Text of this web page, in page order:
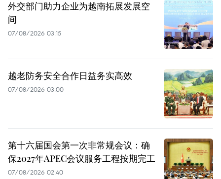
外交部门助力企业为越南拓展发展空
间
07/08/2026 03:15
越老防务安全合作日益务实高效
07/08/2026 03:00
第十六届国会第一次非常规会议：确
保2027年APEC会议服务工程按期完工
07/08/2026 02:40